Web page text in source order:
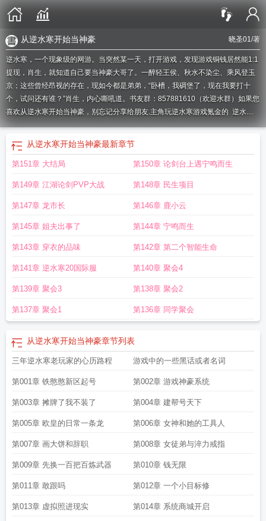
晓圣01/著
从逆水寒开始当神豪
逆水寒，一个现象级的网游。当突然某一天，打开游戏，发现游戏铜钱居然能1:1
提现，肖生，就知道自己要当神豪大哥了。一醉轻王侯、秋水不染尘、乘风登玉
京；这些曾经昂视的存在，现如今都是弟弟，“卧槽，我碉堡了，现在我要打十
个，试问还有谁？”肖生，内心嘶吼道。书友群：857881610（欢迎水群）如果您
喜欢从逆水寒开始当神豪，别忘记分享给朋友.主角玩逆水寒游戏氪金的 逆水寒
系统穿越到逆水寒的逆水寒我来了逆水寒之神豪系统穿越逆水寒游戏的带逆
水寒系统穿越
逆水寒第一神豪一笑奈何
神豪因你翘起
些逆水寒 如果成为高手教程 主角玩逆水寒网游 逆水寒之我是神豪从逆水寒开
豪从逆水寒开始当神豪的 逆水寒的神豪遇见逆水寒开局职业
神豪 晓圣01逆水寒神豪系统 逆水寒开局选择会影响女主形象吗
频重生逆水寒从逆水寒开始当土豪 穿越逆水寒 逆水寒之神豪降临
从逆水寒开始当神豪最新章节
第151章 大结局 第150章 论剑台上遇宁鸣而生
第149章 江湖论剑PVP大战 第148章 民生项目
第147章 龙市长 第146章 鹿小云
第145章 姐夫出事了 第144章 宁鸣而生
第143章 穿衣的品味 第142章 第二个智能生命
第141章 逆水寒20国际服 第140章 聚会4
第139章 聚会3 第138章 聚会2
第137章 聚会1 第136章 同学聚会
从逆水寒开始当神豪章节列表
三年逆水寒老玩家的心历路程 游戏中的一些黑话或者名词
第001章 铁憨憨新区起号 第002章 游戏神豪系统
第003章 摊牌了我不装了 第004章 建帮号天下
第005章 欧皇的日常一条龙 第006章 女神和她的工具人
第007章 画大饼和辞职 第008章 女徒弟与淬力戒指
第009章 先换一百把百炼武器 第010章 钱无限
第011章 敢跟吗 第012章 一个小目标修
第013章 虚拟照进现实 第014章 系统商城开启